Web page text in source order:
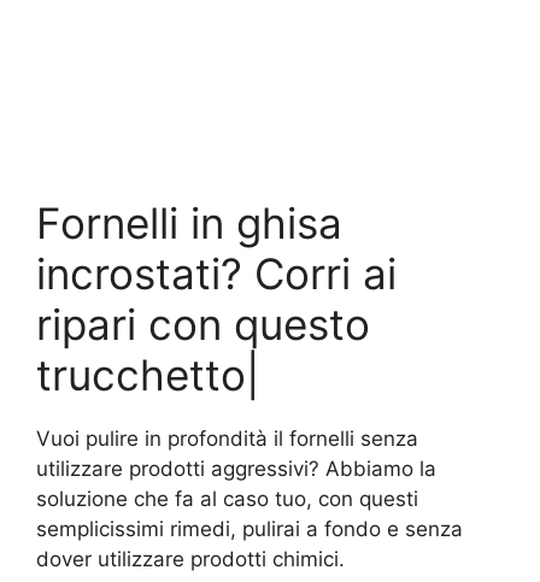
Fornelli in ghisa
incrostati? Corri ai
ripari con questo
trucchetto|
Vuoi pulire in profondità il fornelli senza
utilizzare prodotti aggressivi? Abbiamo la
soluzione che fa al caso tuo, con questi
semplicissimi rimedi, pulirai a fondo e senza
dover utilizzare prodotti chimici.